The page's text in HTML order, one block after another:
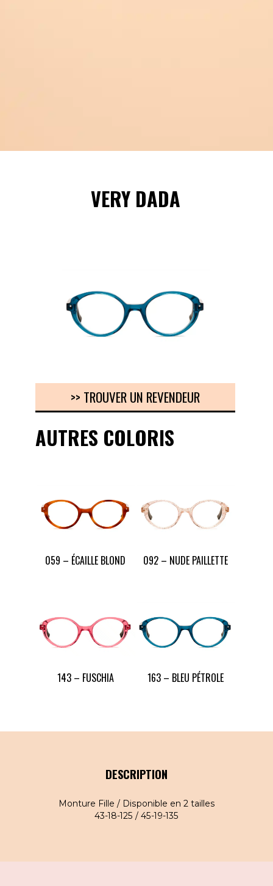
VERY DADA
>> TROUVER UN REVENDEUR
AUTRES COLORIS
059 – ÉCAILLE BLOND 092 – NUDE PAILLETTE
143 – FUSCHIA 163 – BLEU PÉTROLE
DESCRIPTION
Monture Fille / Disponible en 2 tailles
43-18-125 / 45-19-135